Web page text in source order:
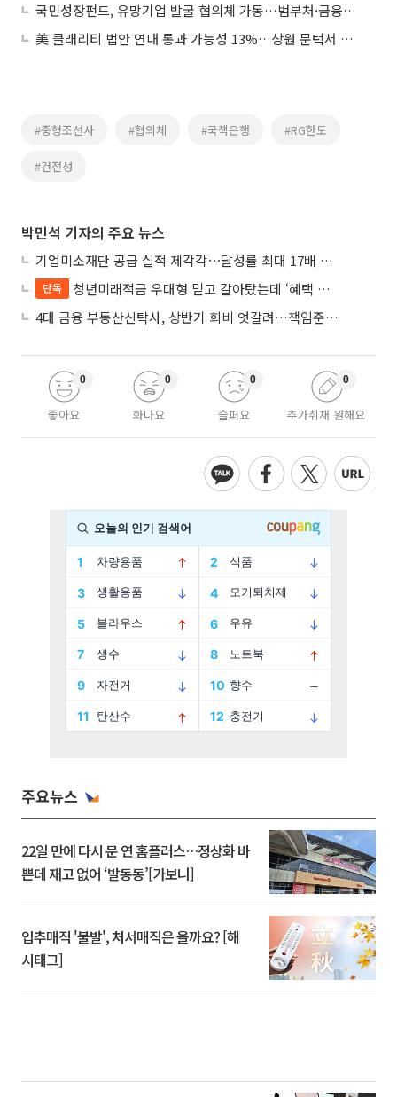
국민성장펀드, 유망기업 발굴 협의체 가동…범부처·금융권 맞손
美 클래리티 법안 연내 통과 가능성 13%…상원 문턱서 제동
#중형조선사 #협의체 #국책은행 #RG한도
#건전성
박민석 기자의 주요 뉴스
기업미소재단 공급 실적 제각각⋯달성률 최대 17배 차이
단독
청년미래적금 우대형 믿고 갈아탔는데 ‘혜택 반토막’…심사 오류에 가입자 혼선
4대 금융 부동산신탁사, 상반기 희비 엇갈려…책임준공 손실 반영 시점이 갈랐다
좋아요
0
화나요
0
슬퍼요
0
추가취재 원해요
0
주요뉴스
22일 만에 다시 문 연 홈플러스…정상화 바
쁜데 재고 없어 ‘발동동’[가보니]
입추매직 '불발', 처서매직은 올까요? [해
시태그]